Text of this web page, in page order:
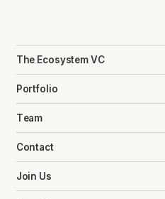
The Ecosystem VC
Portfolio
Team
Contact
Join Us